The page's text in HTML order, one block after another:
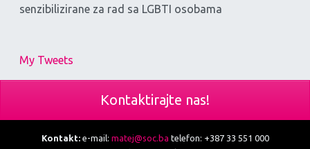
senzibilizirane za rad sa LGBTI osobama
My Tweets
Kontaktirajte nas!
Kontakt:e-mail: matej@soc.ba telefon: +387 33 551 000